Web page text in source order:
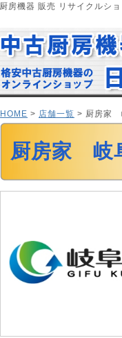
房機器 販売 リサイクルシ
HOME > 店舗一覧 > 厨房家
厨房家 岐